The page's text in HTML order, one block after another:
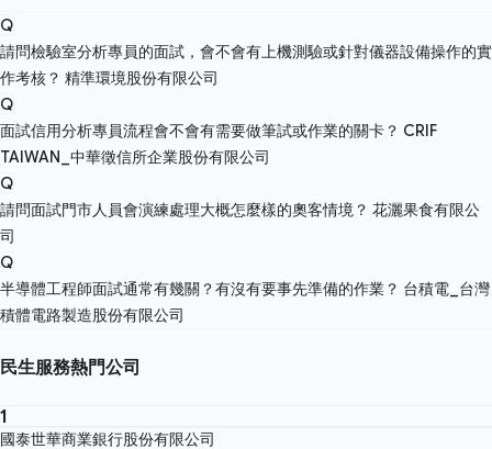
Q
請問檢驗室分析專員的面試，會不會有上機測驗或針對儀器設備操作的實
作考核？ 精準環境股份有限公司
Q
面試信用分析專員流程會不會有需要做筆試或作業的關卡？ CRIF
TAIWAN_中華徵信所企業股份有限公司
Q
請問面試門市人員會演練處理大概怎麼樣的奧客情境？ 花灑果食有限公
司
Q
半導體工程師面試通常有幾關？有沒有要事先準備的作業？ 台積電_台灣
積體電路製造股份有限公司
民生服務熱門公司
1
國泰世華商業銀行股份有限公司